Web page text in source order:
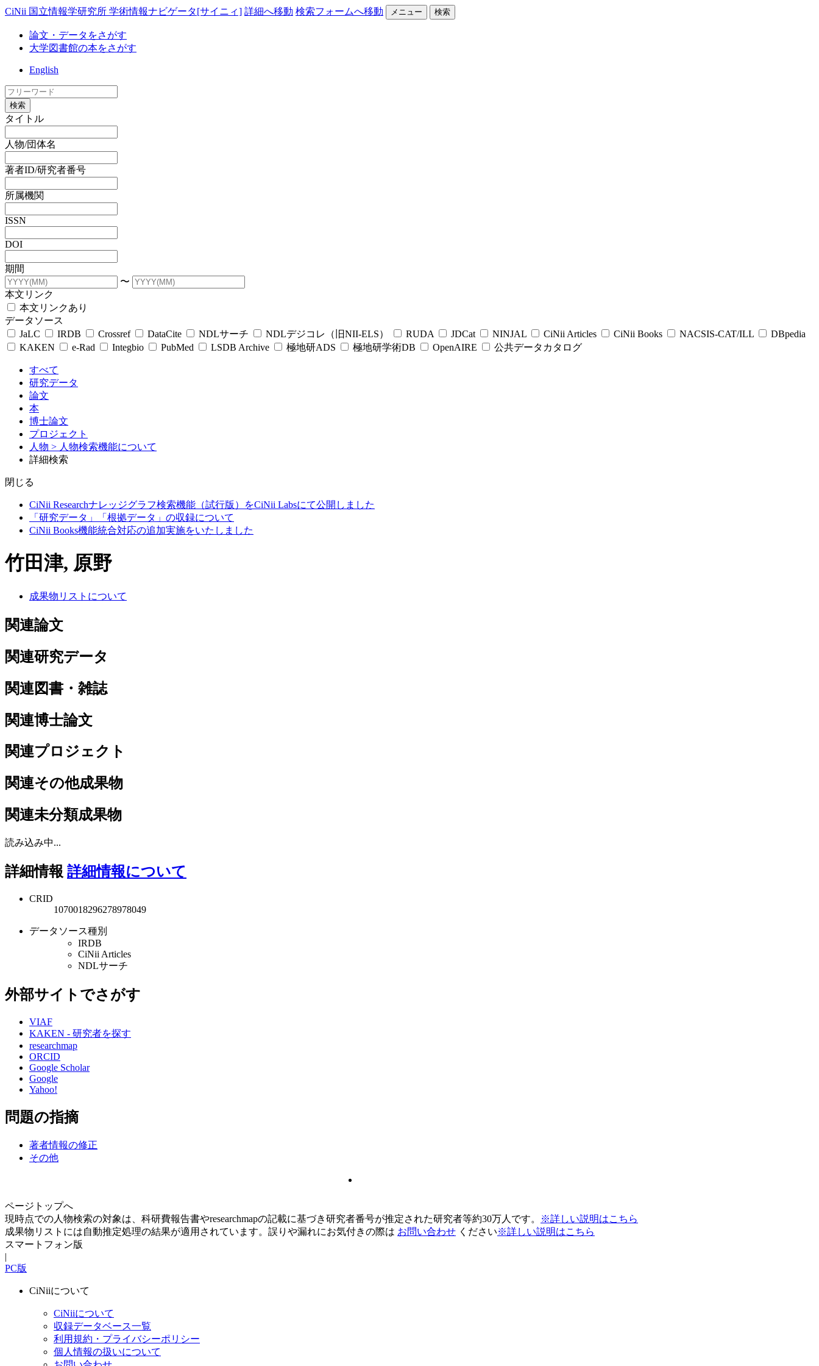
CiNii 国立情報学研究所 学術情報ナビゲータ[サイニィ] 詳細へ移動 検索フォームへ移動 メニュー 検索
論文・データをさがす
大学図書館の本をさがす
English
検索
タイトル
人物/団体名
著者ID/研究者番号
所属機関
ISSN
DOI
期間
〜
本文リンク
本文リンクあり
データソース
JaLC
IRDB Crossref DataCite NDLサーチ NDLデジコレ（旧NII-ELS） RUDA JDCat NINJAL CiNii Articles CiNii Books NACSIS-CAT/ILL
DBpedia
KAKEN
e-Rad Integbio PubMed LSDB Archive 極地研ADS 極地研学術DB OpenAIRE 公共データカタログ
すべて
研究データ
論文
本
博士論文
プロジェクト
人物 > 人物検索機能について
詳細検索
閉じる
CiNii Researchナレッジグラフ検索機能（試行版）をCiNii Labsにて公開しました
「研究データ」「根拠データ」の収録について
CiNii Books機能統合対応の追加実施をいたしました
竹田津, 原野
成果物リストについて
関連論文
関連研究データ
関連図書・雑誌
関連博士論文
関連プロジェクト
関連その他成果物
関連未分類成果物
読み込み中...
詳細情報 詳細情報について
CRID
1070018296278978049
データソース種別
IRDB
CiNii Articles
NDLサーチ
外部サイトでさがす
VIAF
KAKEN - 研究者を探す
researchmap
ORCID
Google Scholar
Google
Yahoo!
問題の指摘
著者情報の修正
その他
ページトップへ
現時点での人物検索の対象は、科研費報告書やresearchmapの記載に基づき研究者番号が推定された研究者等約30万人です。
※詳しい説明はこちら
成果物リストには自動推定処理の結果が適用されています。誤りや漏れにお気付きの際は お問い合わせ ください※詳しい説明はこちら
スマートフォン版
|
PC版
CiNiiについて
CiNiiについて
収録データベース一覧
利用規約・プライバシーポリシー
個人情報の扱いについて